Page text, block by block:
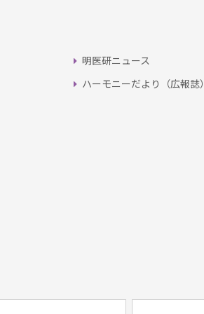
明医研ニュース
ハーモニーだより（広報誌）